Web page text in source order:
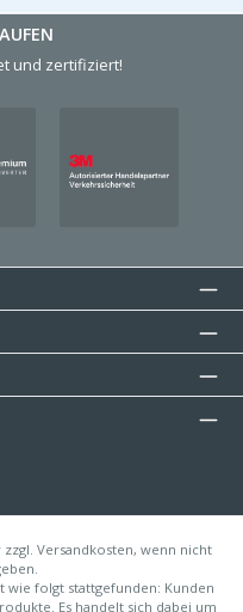
und zertifiziert!
Versandkosten, wenn nicht
folgt stattgefunden: Kunden
Es handelt sich dabei um